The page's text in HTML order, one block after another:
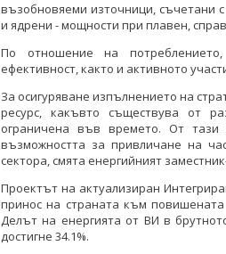
възобновяеми източници, съчетани
и ядрени - мощности при плавен,
По отношение на
ефективност, както и активното
За осигуряване изпълнението на
ресурс, какъвто съществува от
ограничена във времето. От тази
възможността за привличане на
сектора, смята енергийният
Проектът на актуализиран
принос на страната към
Делът на енергията от ВИ в
достигне 34.1%.